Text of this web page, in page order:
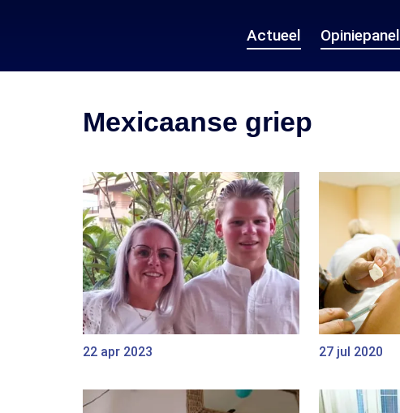
Actueel Opiniepanel
Mexicaanse griep
22 apr 2023 27 jul 2020